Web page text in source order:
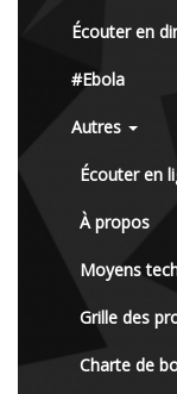
Écouter en
#Ebola
Autres
Écouter en
À propos
Moyens
Grille des
Charte de